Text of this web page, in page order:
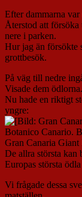
Efter dammarna
Återstod att
nere i parken.
Hur jag än försökte
grottbesök.
På väg till nedre
Visade dem ödlorna.
Nu hade en riktigt
yngre:
Gran Canaria
De allra största kan
Europas största
Vi frågade dessa